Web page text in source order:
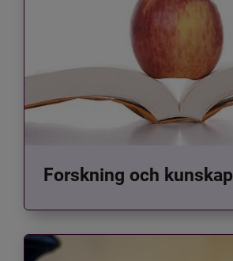
Forskning och kunskap